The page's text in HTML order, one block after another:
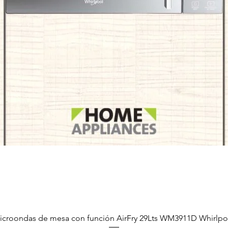
Vista rápida
de mesa con función AirFry 29Lts WM3911D